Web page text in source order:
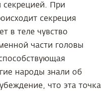
секрецией. При
секреция
в теле чувство
части головы
народы знали об
что эта точка